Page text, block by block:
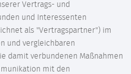
Vertrags- und
und Interessenten
als "Vertragspartner") im
und vergleichbaren
damit verbundenen Maßnahmen
mit den